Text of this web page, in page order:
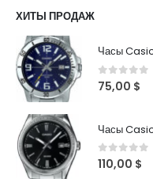
ХИТЫ ПРОДАЖ
Часы
0out of
75,00 $
Часы
0out of
110,00 $